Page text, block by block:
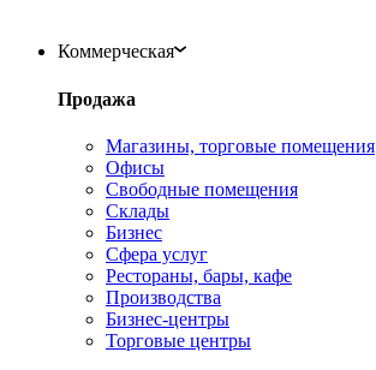
Коммерческая
Продажа
Магазины, торговые помещения
Офисы
Свободные помещения
Склады
Бизнес
Сфера услуг
Рестораны, бары, кафе
Производства
Бизнес-центры
Торговые центры